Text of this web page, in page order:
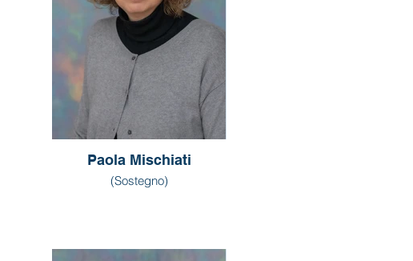
Paola Mischiati
(Sostegno)